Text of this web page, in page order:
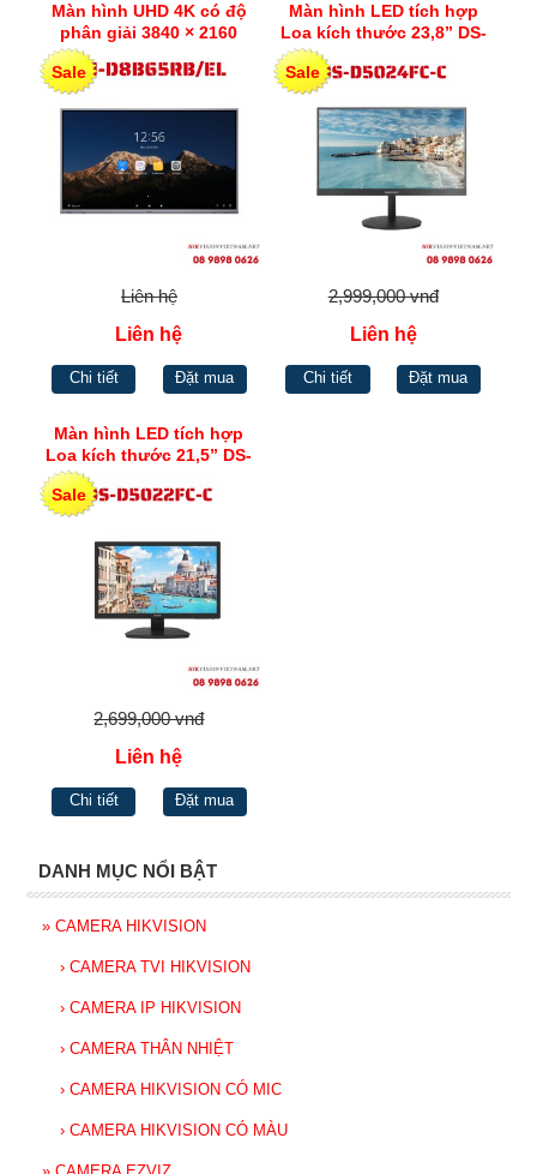
Màn hình UHD 4K có độ
phân giải 3840 × 2160
Hikvision SH-D8B65RB/EL
Sale
Liên hệ
Liên hệ
Chi tiết Đặt mua
Màn hình LED tích hợp
Loa kích thước 23,8” DS-
Sale
2,999,000 vnđ
Liên hệ
Chi tiết Đặt mua
Màn hình LED tích hợp
Loa kích thước 21,5” DS-
Sale
2,699,000 vnđ
Liên hệ
Chi tiết Đặt mua
DANH MỤC NỔI BẬT
» CAMERA HIKVISION
› CAMERA TVI HIKVISION
› CAMERA IP HIKVISION
› CAMERA THÂN NHIỆT
› CAMERA HIKVISION CÓ MIC
› CAMERA HIKVISION CÓ MÀU